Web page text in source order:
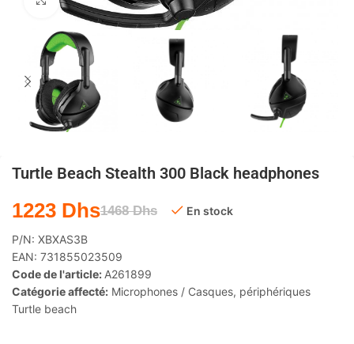
Turtle Beach Stealth 300 Black headphones
1468Dhs
1223 Dhs En stock
P/N: XBXAS3B
EAN: 731855023509
Code de l'article: A261899
Catégorie affecté: Microphones / Casques, périphériques
Turtle beach